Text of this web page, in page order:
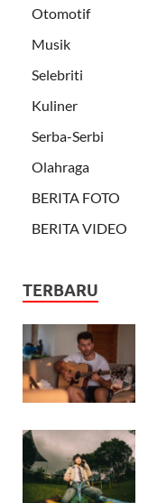
Otomotif
Musik
Selebriti
Kuliner
Serba-Serbi
Olahraga
BERITA FOTO
BERITA VIDEO
TERBARU